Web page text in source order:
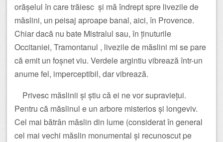
orășelul în care trăiesc și mă îndrept spre livezile de
măslini, un peisaj aproape banal, aici, în Provence.
Chiar dacă nu bate Mistralul sau, în ținuturile
Occitaniei, Tramontanul , livezile de măslini mi se pare
că emit un foșnet viu. Verdele argintiu vibrează într-un
anume fel, imperceptibil, dar vibrează.
Privesc măslinii și știu că ei ne vor supraviețui.
Pentru că măslinul e un arbore misterios și longeviv.
Cel mai bătrân măslin din lume (considerat în general
cel mai vechi măslin monumental și recunoscut pe